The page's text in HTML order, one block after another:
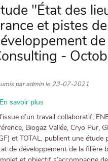
ENEA
Consulting
-
Octobre
2018
"État des
et pistes
-
paradminle 23-07-2021
En savoir plus
Etude
"État
des
lieux
du
d’un travail collaboratif,
Biogaz Vallée, Cryo Pur,
et TOTAL, publient une
de développement de la